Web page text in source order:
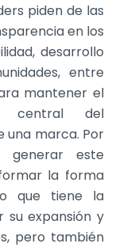
piden de las
en los
desarrollo
entre
mantener el
central del
una marca. Por
generar este
la forma
que tiene la
su expansión y
pero también